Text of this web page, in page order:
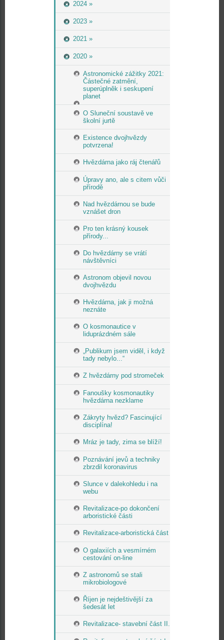
2024 »
2023 »
2021 »
2020 »
Astronomické zážitky 2021:
Částečné zatmění,
superúplněk i seskupení
planet
O Sluneční soustavě ve
školní jurtě
Existence dvojhvězdy
potvrzena!
Hvězdárna jako ráj čtenářů
Úpravy ano, ale s citem vůči
přírodě
Nad hvězdárnou se bude
vznášet dron
Pro ten krásný kousek
přírody...
Do hvězdárny se vrátí
návštěvníci
Astronom objevil novou
dvojhvězdu
Hvězdárna, jak ji možná
neznáte
O kosmonautice v
liduprázdném sále
„Publikum jsem viděl, i když
tady nebylo...“
Z hvězdárny pod stromeček
Fanoušky kosmonautiky
hvězdárna nezklame
Zákryty hvězd? Fascinující
disciplína!
Mráz je tady, zima se blíží!
Poznávání jevů a techniky
zbrzdil koronavirus
Slunce v dalekohledu i na
webu
Revitalizace-po dokončení
arboristické části
Revitalizace-arboristická část
O galaxiích a vesmírném
cestování on-line
Z astronomů se stali
mikrobiologové
Říjen je nejdeštivější za
šedesát let
Revitalizace- stavební část II.